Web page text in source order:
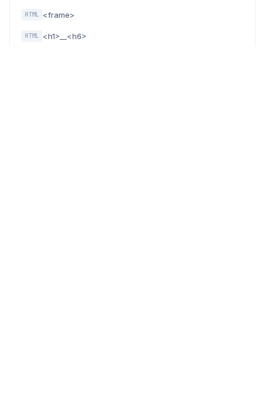
HTML <frame>
HTML <h1>__<h6>